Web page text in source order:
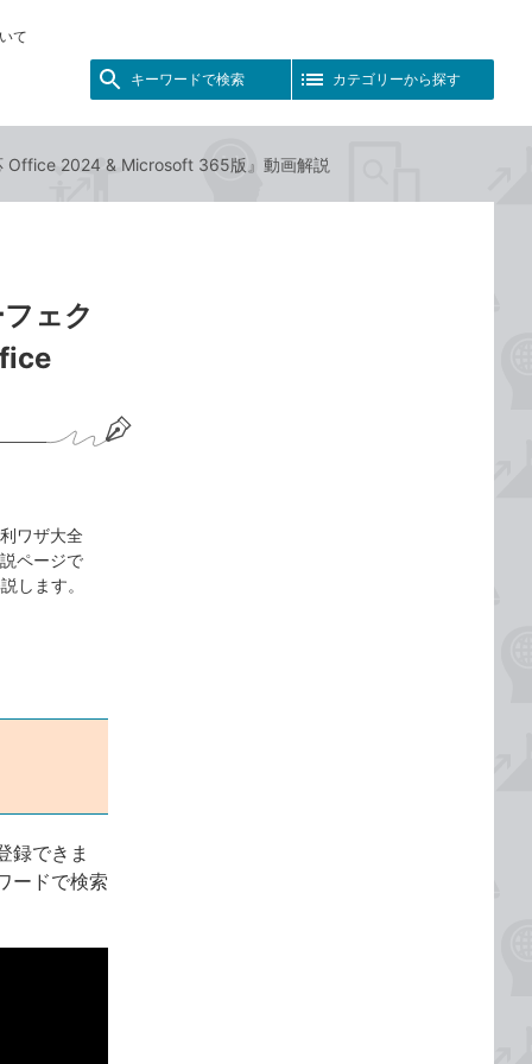
て
キーワードで検索 カテゴリーから探す
Office 2024 & Microsoft 365版』動画解説
ェク
ワザ大全
ページで
します。
録できま
ードで検索